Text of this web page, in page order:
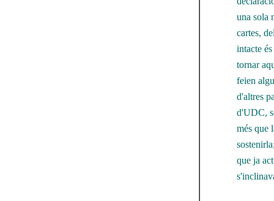
una sola
cartes,
intacte
tornar
feien
d'altres
d'UDC,
més que
que ja